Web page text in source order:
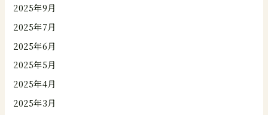
2025年9月
2025年7月
2025年6月
2025年5月
2025年4月
2025年3月